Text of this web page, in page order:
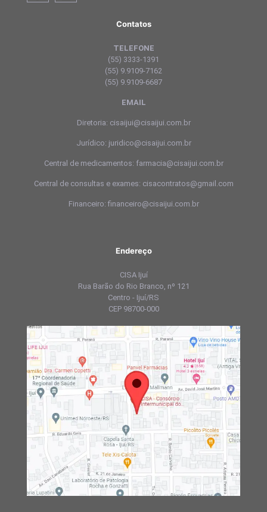
Contatos
TELEFONE
(55) 3333-1391
(55) 9.9109-7162
(55) 9.9109-6687
EMAIL
Diretoria: cisaijui@cisaijui.com.br
Jurídico: juridico@cisaijui.com.br
Central de medicamentos: farmacia@cisaijui.com.br
Central de consultas e exames: cisacontratos@gmail.com
Financeiro: financeiro@cisaijui.com.br
Endereço
CISA Ijuí
Rua Barão do Rio Branco, nº 121
Centro - Ijuí/RS
CEP 98700-000